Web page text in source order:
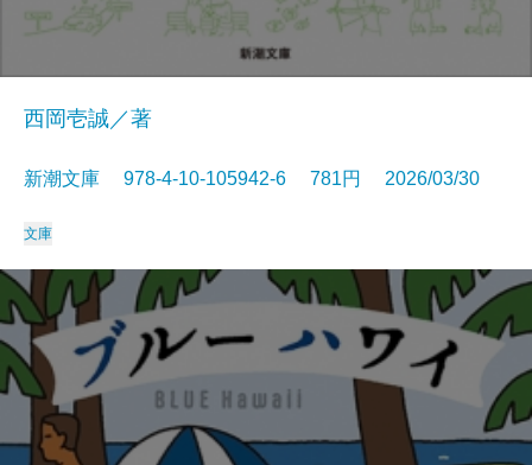
西岡壱誠／著
新潮文庫 978-4-10-105942-6 781円 2026/03/30
文庫